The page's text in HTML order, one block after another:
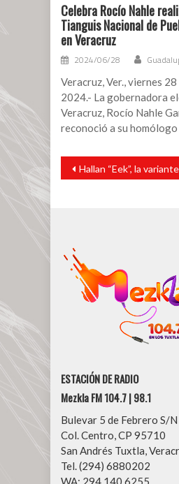
Celebra Rocío Nahle
Tianguis Nacional de
en Veracruz
2024/06/28
Veracruz, Ver., viernes
2024.- La gobernadora
Veracruz, Rocío Nahle
reconoció a su homólogo
Navegación
entradas
Hallan “Eek”, la variante japonesa
ESTACIÓN DE RADIO
Mezkla FM 104.7 | 98.1
Bulevar 5 de Febrero S/N
Col. Centro, CP 95710
San Andrés Tuxtla,
Tel. (294) 6880202
WA: 294 140 6255